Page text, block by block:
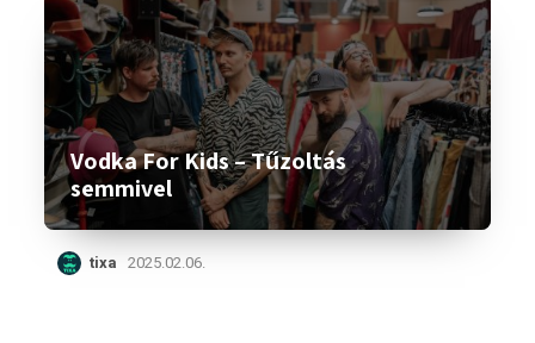
Vodka For Kids – Tűzoltás
semmivel
tixa 2025.02.06.